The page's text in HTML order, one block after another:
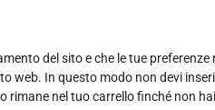
del sito e che le tue
web. In questo modo non devi
rimane nel tuo carrello finché non